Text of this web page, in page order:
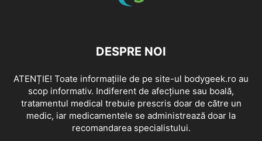
DESPRE NOI
ATENȚIE! Toate informațiile de pe site-ul bodygeek.ro au
scop informativ. Indiferent de afecțiune sau boală,
tratamentul medical trebuie prescris doar de către un
medic, iar medicamentele se administrează doar la
recomandarea specialistului.